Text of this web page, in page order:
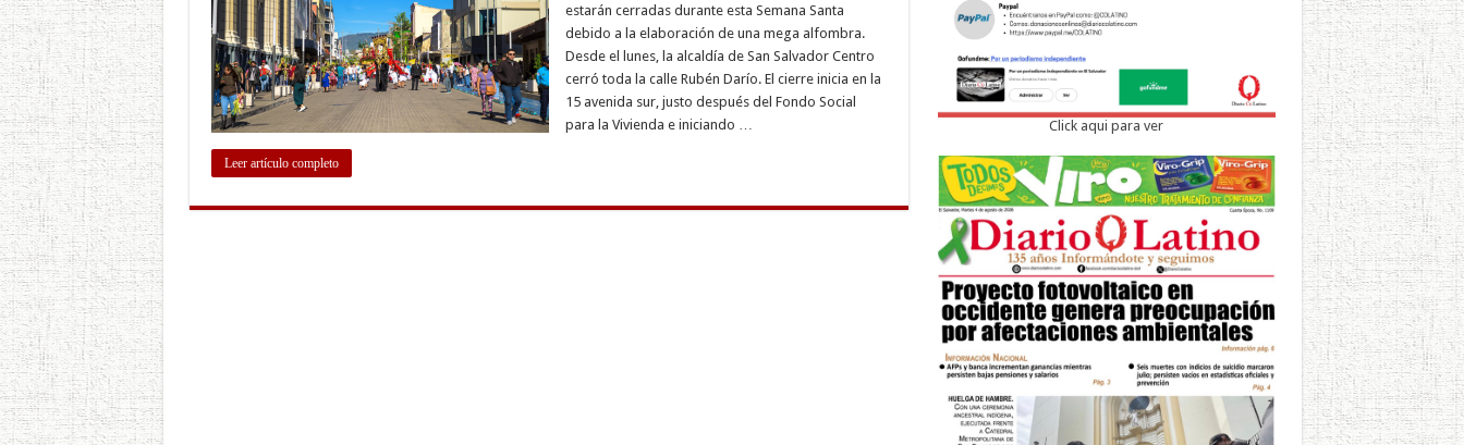
por
elaboración
mega
alfombra
estarán cerradas durante esta Semana Santa
debido a la elaboración de una mega alfombra.
Desde el lunes, la alcaldía de San Salvador Centro
cerró toda la calle Rubén Darío. El cierre inicia en la
15 avenida sur, justo después del Fondo Social
para la Vivienda e iniciando …
Leer artículo completo
Click aqui para ver